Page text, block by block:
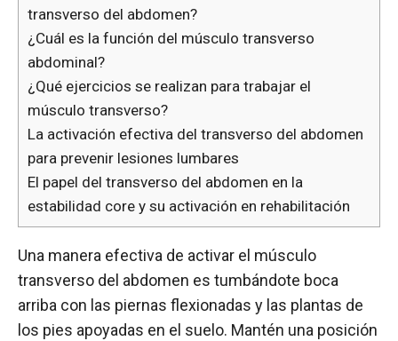
transverso del abdomen?
¿Cuál es la función del músculo transverso
abdominal?
¿Qué ejercicios se realizan para trabajar el
músculo transverso?
La activación efectiva del transverso del abdomen
para prevenir lesiones lumbares
El papel del transverso del abdomen en la
estabilidad core y su activación en rehabilitación
Una manera efectiva de activar el músculo
transverso del abdomen es tumbándote boca
arriba con las piernas flexionadas y las plantas de
los pies apoyadas en el suelo. Mantén una posición